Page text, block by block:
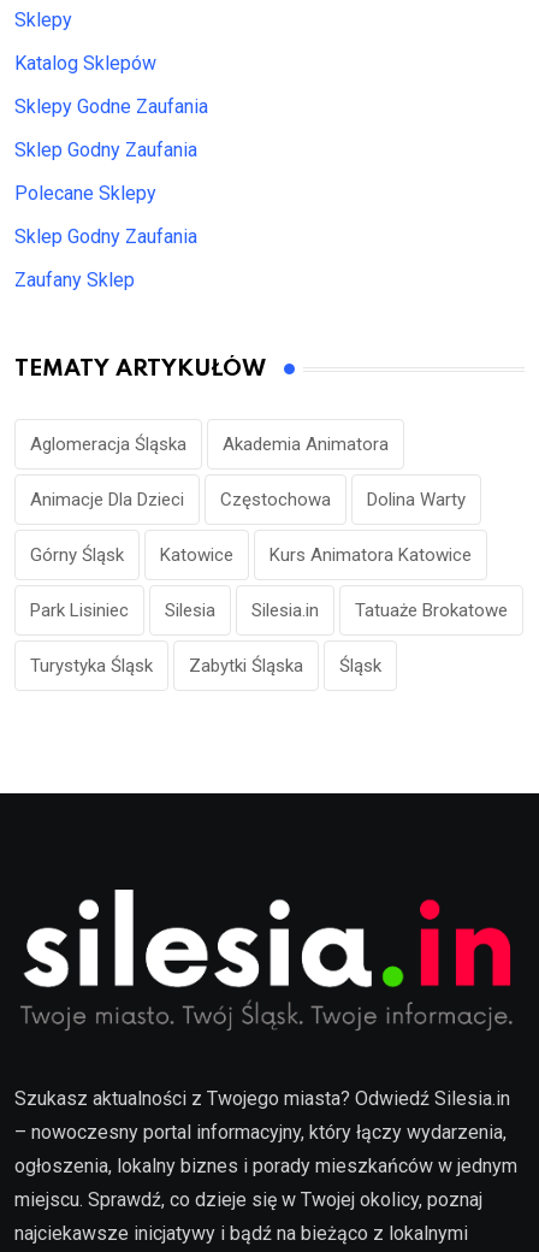
Sklepy
Katalog Sklepów
Sklepy Godne Zaufania
Sklep Godny Zaufania
Polecane Sklepy
Sklep Godny Zaufania
Zaufany Sklep
TEMATY ARTYKUŁÓW
Aglomeracja Śląska Akademia Animatora
Animacje Dla Dzieci Częstochowa Dolina Warty
Górny Śląsk Katowice Kurs Animatora Katowice
Park Lisiniec Silesia Silesia.in Tatuaże Brokatowe
Turystyka Śląsk Zabytki Śląska Śląsk
Szukasz aktualności z Twojego miasta? Odwiedź Silesia.in
– nowoczesny portal informacyjny, który łączy wydarzenia,
ogłoszenia, lokalny biznes i porady mieszkańców w jednym
miejscu. Sprawdź, co dzieje się w Twojej okolicy, poznaj
najciekawsze inicjatywy i bądź na bieżąco z lokalnymi